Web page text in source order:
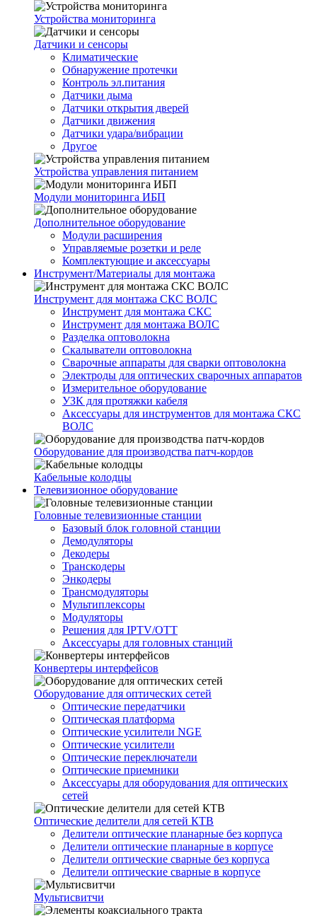
Устройства мониторинга
Датчики и сенсоры
Климатические
Обнаружение протечки
Контроль эл.питания
Датчики дыма
Датчики открытия дверей
Датчики движения
Датчики удара/вибрации
Другое
Устройства управления питанием
Модули мониторинга ИБП
Дополнительное оборудование
Модули расширения
Управляемые розетки и реле
Комплектующие и аксессуары
Инструмент/Материалы для монтажа
Инструмент для монтажа СКС ВОЛС
Инструмент для монтажа СКС
Инструмент для монтажа ВОЛС
Разделка оптоволокна
Скалыватели оптоволокна
Сварочные аппараты для сварки оптоволокна
Электроды для оптических сварочных аппаратов
Измерительное оборудование
УЗК для протяжки кабеля
Аксессуары для инструментов для монтажа СКС
ВОЛС
Оборудование для производства патч-кордов
Кабельные колодцы
Телевизионное оборудование
Головные телевизионные станции
Базовый блок головной станции
Демодуляторы
Декодеры
Транскодеры
Энкодеры
Трансмодуляторы
Мультиплексоры
Модуляторы
Решения для IPTV/OTT
Аксессуары для головных станций
Конвертеры интерфейсов
Оборудование для оптических сетей
Оптические передатчики
Оптическая платформа
Оптические усилители NGE
Оптические усилители
Оптические переключатели
Оптические приемники
Аксессуары для оборудования для оптических
сетей
Оптические делители для сетей КТВ
Делители оптические планарные без корпуса
Делители оптические планарные в корпусе
Делители оптические сварные без корпуса
Делители оптические сварные в корпусе
Мультисвитчи